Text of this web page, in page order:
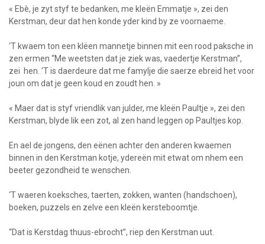
« Ebè, je zyt styf te bedanken, me kleën Emmatje », zei den
Kerstman, deur dat hen konde yder kind by ze voornaeme.
‘T kwaem ton een klëen mannetje binnen mit een rood paksche in
zen ermen “Me weetsten dat je ziek was, vaedertje Kerstman”,
zei hen. ‘T is daerdeure dat me famylje die saerze ebreid het voor
joun om dat je geen koud en zoudt hen. »
« Maer dat is styf vriendlik van julder, me kleën Paultje », zei den
Kerstman, blyde lik een zot, al zen hand leggen op Paultjes kop.
En ael de jongens, den eënen achter den anderen kwaemen
binnen in den Kerstman kotje, ydereën mit etwat om nhem een
beeter gezondheid te wenschen.
‘T waeren koeksches, taerten, zokken, wanten (handschoen),
boeken, puzzels en zelve een kleën kersteboomtje.
“Dat is Kerstdag thuus-ebrocht”, riep den Kerstman uut.